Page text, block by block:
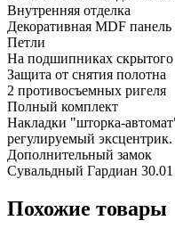
Внутренняя отделка
Декоративная MDF
Петли
На подшипниках скрытого
Защита от снятия полотна
2 противосъемных ригеля
Полный комплект
Накладки "шторка-
регулируемый эксцентрик.
Дополнительный замок
Сувальдный Гардиан 30.01
Похожие товары